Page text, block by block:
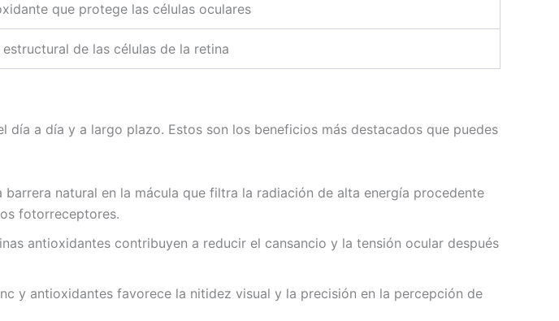
que protege las células oculares
de las células de la retina
a día y a largo plazo. Estos son los beneficios más destacados que puedes
natural en la mácula que filtra la radiación de alta energía procedente
fotorreceptores.
antioxidantes contribuyen a reducir el cansancio y la tensión ocular después
y antioxidantes favorece la nitidez visual y la precisión en la percepción de